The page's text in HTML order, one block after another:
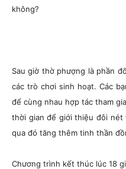
không?
Sau giờ thờ phượng là phần
các trò chơi sinh hoạt. Các
để cùng nhau hợp tác tham
thời gian để giới thiệu đôi nét
qua đó tăng thêm tinh thần
Chương trình kết thúc lúc 18